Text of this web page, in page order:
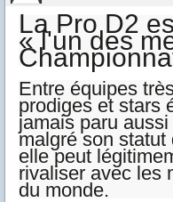
La Pro D2
« l'un des
Entre équipes
prodiges et stars
jamais paru
malgré son
elle peut
rivaliser avec les
du monde.